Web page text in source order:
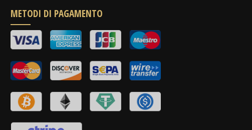
METODI DI PAGAMENTO